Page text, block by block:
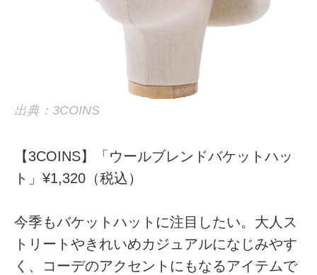
出典：3COINS
【3COINS】「ウールブレンドバケットハッ
ト」¥1,320（税込）
今季もバケットハットに注目したい。大人ス
トリートやきれいめカジュアルになじみやす
く、コーデのアクセントにもなるアイテムで